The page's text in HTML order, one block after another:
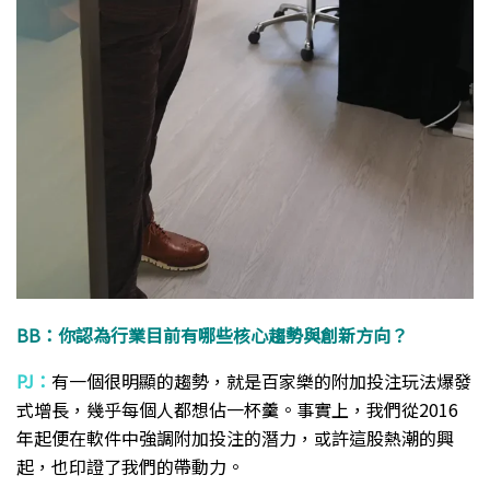
BB：你認為行業目前有哪些核心趨勢與創新方向？
PJ： 有一個很明顯的趨勢，就是百家樂的附加投注玩法爆發
式增長，幾乎每個人都想佔一杯羹。事實上，我們從2016
年起便在軟件中強調附加投注的潛力，或許這股熱潮的興
起，也印證了我們的帶動力。